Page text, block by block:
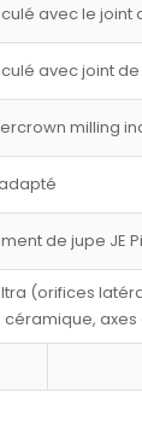
avec le joint
avec joint
milling
de jupe JE
(orifices
céramique,